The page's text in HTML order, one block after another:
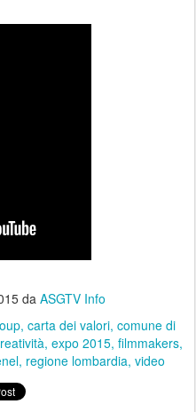
da ASGTV Info
carta dei valori comune di
expo 2015 filmmakers
regione lombardia video